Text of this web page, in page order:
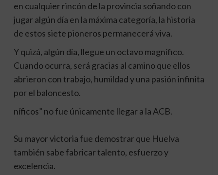
en cualquier rincón de la provincia soñando con
jugar algún día en la máxima categoría, la historia
de estos siete pioneros permanecerá viva.
Y quizá, algún día, llegue un octavo magnífico.
Cuando ocurra, será gracias al camino que ellos
abrieron con trabajo, humildad y una pasión infinita
por el baloncesto.
níficos” no fue únicamente llegar a la ACB.
Su mayor victoria fue demostrar que Huelva
también sabe fabricar talento, esfuerzo y
excelencia.